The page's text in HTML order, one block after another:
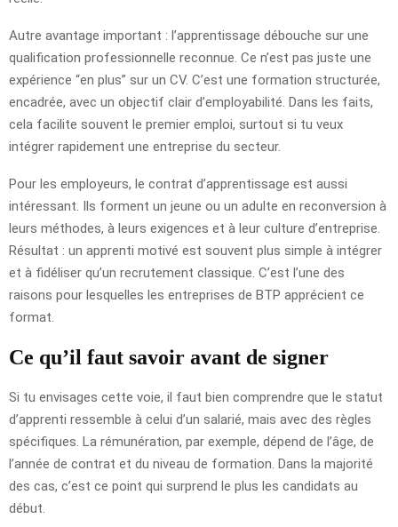
Autre avantage important : l’apprentissage débouche sur une
qualification professionnelle reconnue. Ce n’est pas juste une
expérience “en plus” sur un CV. C’est une formation structurée,
encadrée, avec un objectif clair d’employabilité. Dans les faits,
cela facilite souvent le premier emploi, surtout si tu veux
intégrer rapidement une entreprise du secteur.
Pour les employeurs, le contrat d’apprentissage est aussi
intéressant. Ils forment un jeune ou un adulte en reconversion à
leurs méthodes, à leurs exigences et à leur culture d’entreprise.
Résultat : un apprenti motivé est souvent plus simple à intégrer
et à fidéliser qu’un recrutement classique. C’est l’une des
raisons pour lesquelles les entreprises de BTP apprécient ce
format.
Ce qu’il faut savoir avant de signer
Si tu envisages cette voie, il faut bien comprendre que le statut
d’apprenti ressemble à celui d’un salarié, mais avec des règles
spécifiques. La rémunération, par exemple, dépend de l’âge, de
l’année de contrat et du niveau de formation. Dans la majorité
des cas, c’est ce point qui surprend le plus les candidats au
début.